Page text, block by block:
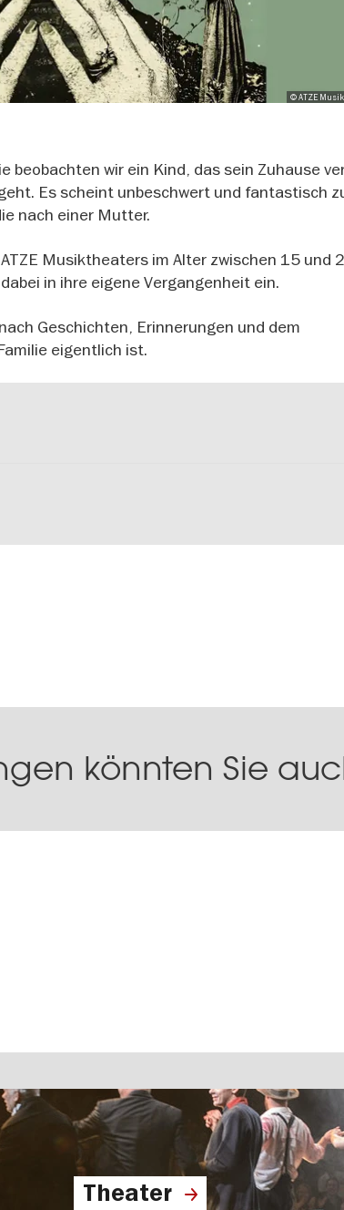
© ATZE
beobachten wir ein Kind, das sein Zuhause
Es scheint unbeschwert und fantastisch
nach einer Mutter.
Musiktheaters im Alter zwischen 15 und
in ihre eigene Vergangenheit ein.
Geschichten, Erinnerungen und dem
eigentlich ist.
könnten Sie
Theater